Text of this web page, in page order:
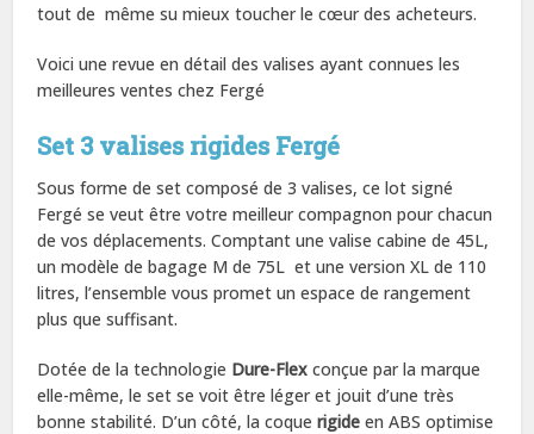
tout de même su mieux toucher le cœur des acheteurs.
Voici une revue en détail des valises ayant connues les
meilleures ventes chez Fergé
Set 3 valises rigides Fergé
Sous forme de set composé de 3 valises, ce lot signé
Fergé se veut être votre meilleur compagnon pour chacun
de vos déplacements. Comptant une valise cabine de 45L,
un modèle de bagage M de 75L et une version XL de 110
litres, l’ensemble vous promet un espace de rangement
plus que suffisant.
Dotée de la technologie Dure-Flex conçue par la marque
elle-même, le set se voit être léger et jouit d’une très
bonne stabilité. D’un côté, la coquerigide en ABS optimise